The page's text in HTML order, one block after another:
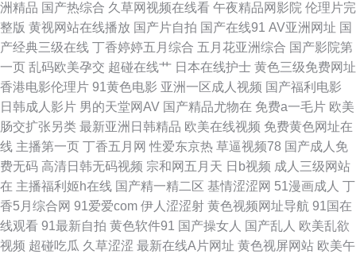
美激情色爱区 麻花精品麻花传 AV搜搜福利院 五月婷婷色情 久久色导航福利
视频 伦理色色亚洲 91黄叶网站 国产又猛又黄又粗AV 91xav 性爱视频官网天
天 97视频国产在线 久久九区 51偷拍 91看片骚萝莉 黄色文章在线观看 操人
91视频 日韩婷婷伊人色网站 伊人五月天网 精品一区二区少妇 亚洲一区二区
精品无码 91精产品视频一区 精品毛片 免费欧美A片视频 熟女在线免费播放
福利导航第一 久久黄色网址在线观看 欧美日韩蜜臀 99艹99色 蜜桃视频三级
洲精品 国产热综合 久草网视频在线看 午夜精品网影院 伦理片完
整版 黄视网站在线播放 国产片自拍 国产在线91 AV亚洲网址 国
产经典三级在线 丁香婷婷五月综合 五月花亚洲综合 国产影院第
一页 乱码欧美孕交 超碰在线艹 日本在线护士 黄色三级免费网址
香港电影伦理片 91黄色电影 亚洲一区成人视频 国产福利电影
日韩成人影片 男的天堂网AV 国产精品尤物在 免费a一毛片 欧美
肠交扩张另类 最新亚洲日韩精品 欧美在线视频 免费黄色网址在
线 主播第一页 丁香五月网 性爱东京热 草逼视频78 国产成人免
费无码 高清日韩无码视频 宗和网五月天 日b视频 成人三级网站
在 主播福利姬h在线 国产精一精二区 基情涩涩网 51漫画成人 丁
香5月综合网 91爱爱com 伊人涩涩射 黄色视频网址导航 91国在
线观看 91最新自拍 黄色软件91 国产操女人 国产乱人 欧美乱欲
视频 超碰吃瓜 久草涩涩 最新在线A片网址 黄色视屏网站 欧美午